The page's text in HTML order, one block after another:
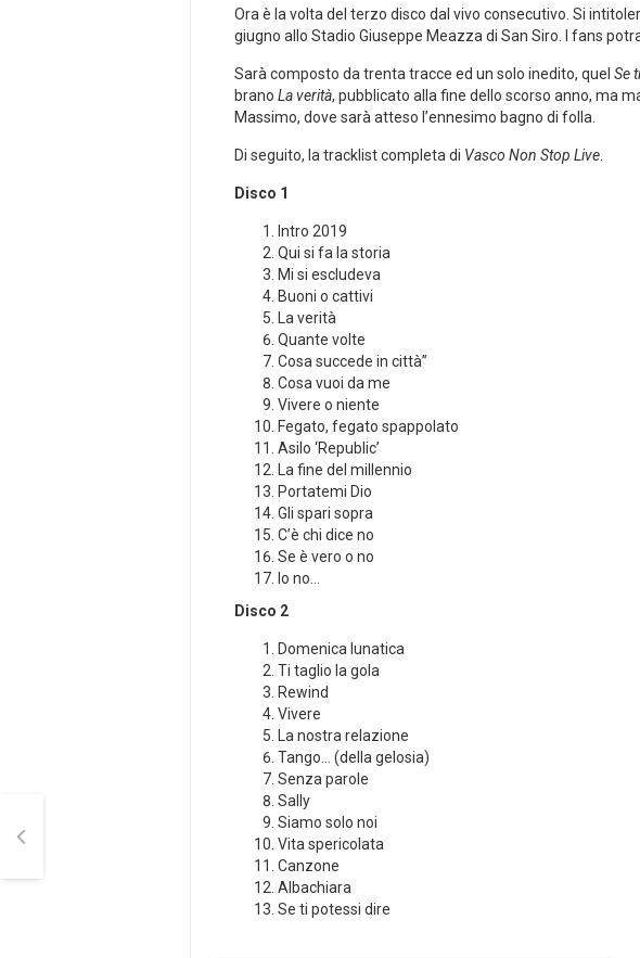
Ora è la volta del terzo disco dal vivo consecutivo. Si
giugno allo Stadio Giuseppe Meazza di San Siro. I fans
Sarà composto da trenta tracce ed un solo inedito, quel Se
brano La verità, pubblicato alla fine dello scorso anno, ma
Massimo, dove sarà atteso l’ennesimo bagno di folla.
Di seguito, la tracklist completa di Vasco Non Stop Live.
Disco 1
Intro 2019
Qui si fa la storia
Mi si escludeva
Buoni o cattivi
La verità
Quante volte
Cosa succede in città”
Cosa vuoi da me
Vivere o niente
Fegato, fegato spappolato
Asilo ‘Republic’
La fine del millennio
Portatemi Dio
Gli spari sopra
C’è chi dice no
Se è vero o no
Io no…
Disco 2
Domenica lunatica
Ti taglio la gola
Rewind
Vivere
La nostra relazione
Tango… (della gelosia)
Senza parole
Sally
Siamo solo noi
Vita spericolata
Canzone
Albachiara
Se ti potessi dire